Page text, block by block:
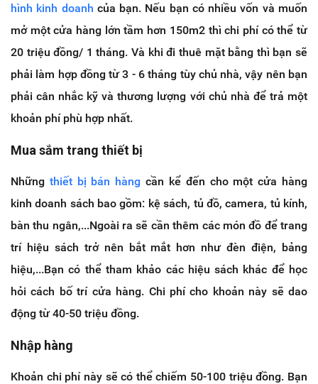
hình kinh doanh của bạn. Nếu bạn có nhiều vốn và muốn
mở một cửa hàng lớn tầm hơn 150m2 thì chi phí có thể từ
20 triệu đồng/ 1 tháng. Và khi đi thuê mặt bằng thì bạn sẽ
phải làm hợp đồng từ 3 - 6 tháng tùy chủ nhà, vậy nên bạn
phải cân nhắc kỹ và thương lượng với chủ nhà để trả một
khoản phí phù hợp nhất.
Mua sắm trang thiết bị
Những thiết bị bán hàng cần kể đến cho một cửa hàng
kinh doanh sách bao gồm: kệ sách, tủ đồ, camera, tủ kính,
bàn thu ngân,...Ngoài ra sẽ cần thêm các món đồ để trang
trí hiệu sách trở nên bắt mắt hơn như đèn điện, bảng
hiệu,...Bạn có thể tham khảo các hiệu sách khác để học
hỏi cách bố trí cửa hàng. Chi phí cho khoản này sẽ dao
động từ 40-50 triệu đồng.
Nhập hàng
Khoản chi phí này sẽ có thể chiếm 50-100 triệu đồng. Bạn